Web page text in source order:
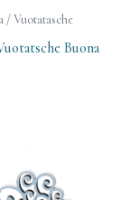
/ Vuotatasche
Buona